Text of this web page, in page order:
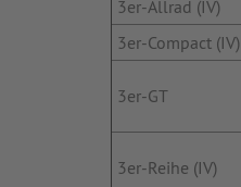
3er-Allrad (IV)
3er-Compact (IV)
3er-GT
3er-Reihe (IV)